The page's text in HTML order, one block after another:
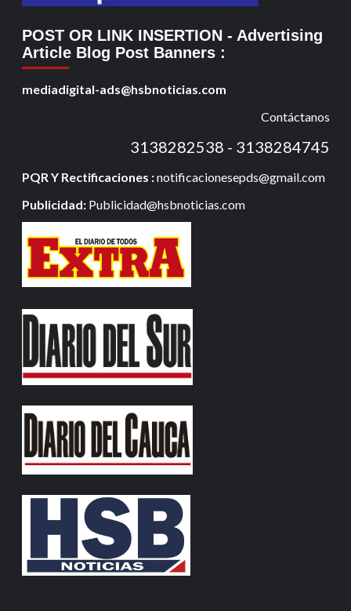
POST OR LINK INSERTION - Advertising
Article Blog Post Banners :
mediadigital-ads@hsbnoticias.com
Contáctanos
3138282538 - 3138284745
PQR Y Rectificaciones :notificacionesepds@gmail.com
Publicidad: Publicidad@hsbnoticias.com